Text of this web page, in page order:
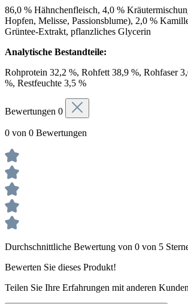
86,0 % Hähnchenfleisch, 4,0 %
Hopfen, Melisse, Passionsblume), 2,0 %
Grüntee-Extrakt, pflanzliches Glycerin
Analytische Bestandteile:
Rohprotein 32,2 %, Rohfett 38,9 %, Rohfaser
%, Restfeuchte 3,5 %
Bewertungen 0
0 von 0 Bewertungen
Durchschnittliche Bewertung von 0 von 5
Bewerten Sie dieses Produkt!
Teilen Sie Ihre Erfahrungen mit anderen